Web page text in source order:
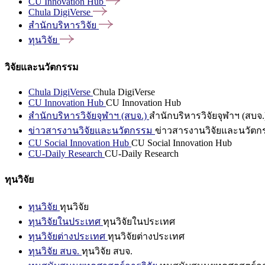
Chula DigiVerse
สำนักบริหารวิจัย
ทุนวิจัย
วิจัยและนวัตกรรม
Chula DigiVerse Chula DigiVerse
CU Innovation Hub CU Innovation Hub
สำนักบริหารวิจัยจุฬาฯ (สบจ.) สำนักบริหารวิจัยจุฬาฯ (สบจ
ข่าวสารงานวิจัยและนวัตกรรม ข่าวสารงานวิจัยและนวัตก
CU Social Innovation Hub CU Social Innovation Hub
CU-Daily Research CU-Daily Research
ทุนวิจัย
ทุนวิจัย ทุนวิจัย
ทุนวิจัยในประเทศ ทุนวิจัยในประเทศ
ทุนวิจัยต่างประเทศ ทุนวิจัยต่างประเทศ
ทุนวิจัย สบจ. ทุนวิจัย สบจ.